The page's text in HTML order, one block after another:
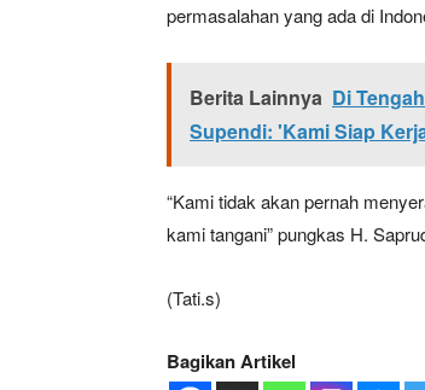
permasalahan yang ada di
Berita Lainnya Di
Supendi: 'Kami Siap
“Kami tidak akan pernah
kami tangani” pungkas H.
(Tati.s)
Bagikan Artikel